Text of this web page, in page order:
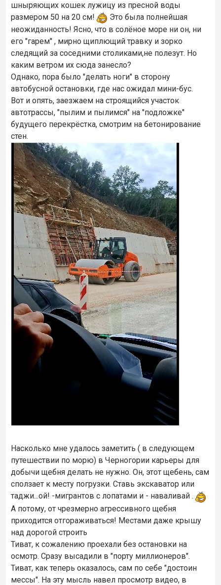
шныряющих кошек лужицу из пресной воды
размером 50 на 20 см!
Это была полнейшая
неожиданность! Ясно, что в солёное море ни он, ни
его "гарем" , мирно щиплющий травку и зорко
следящий за соседними столиками,не полезут. Но
каким ветром их сюда занесло?
Однако, пора было "делать ноги" в сторону
автобусной остановки, где нас ожидал мини-бус.
Вот и опять, заезжаем на строящийся участок
автотрассы, "пылим и пылимся" на "подложке"
будущего перекрёстка, смотрим на бетонирование
стен.
Насколько мне удалось заметить ( в следующем
путешествии по морю) в Черногории карьеры для
добычи щебня делать не нужно. Он, этот щебень, сам
сползает к месту погрузки. Ставь экскаватор или
таджи...ой! -мигрантов с лопатами и - наваливай .
А потому, от чрезмерно агрессивного щебня
приходится отгораживаться! Местами даже крышу
над дорогой строить
Тиват, к сожалению проехали без остановки на
осмотр. Сразу высадили в "порту миллионеров".
Тиват, как теперь оказалось, сам по себе "достоин
мессы". На эту мысль навел просмотр видео, в